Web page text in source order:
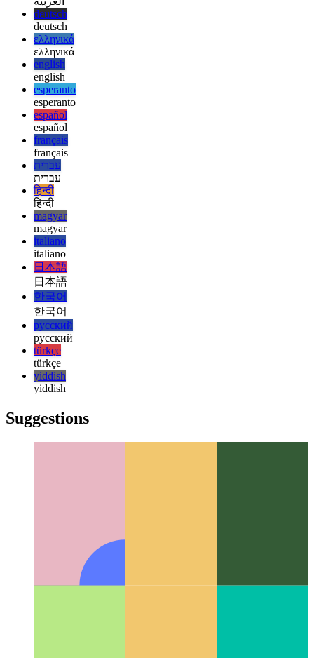
afrikaans
afrikaans
العربية
العربية
deutsch
deutsch
ελληνικά
ελληνικά
english
english
esperanto
esperanto
español
español
français
français
עברית
עברית
हिन्दी
हिन्दी
magyar
magyar
italiano
italiano
日本語
日本語
한국어
한국어
русский
русский
türkçe
yiddish